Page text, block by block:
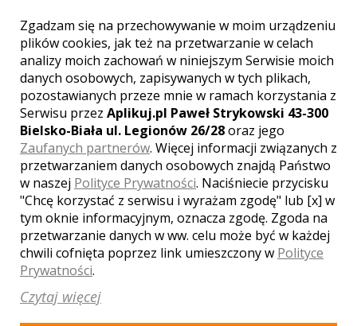
SKONTAKTUJ SIĘ Z LOKALEM,
OTRZYMASZ WYJĄTKOWĄ OFERTĘ
Zgadzam się na przechowywanie w moim urządzeniu
plików cookies, jak też na przetwarzanie w celach
analizy moich zachowań w niniejszym Serwisie moich
danych osobowych, zapisywanych w tych plikach,
pozostawianych przeze mnie w ramach korzystania z
Serwisu przez Aplikuj.pl Paweł Strykowski 43-300
Bielsko-Biała ul. Legionów 26/28oraz jego
Zaufanych partnerów. Więcej informacji związanych z
przetwarzaniem danych osobowych znajdą Państwo
w naszej Polityce Prywatności. Naciśniecie przycisku
"Chcę korzystać z serwisu i wyrażam zgodę" lub [x] w
tym oknie informacyjnym, oznacza zgodę. Zgoda na
przetwarzanie danych w ww. celu może być w każdej
chwili cofnięta poprzez link umieszczony w Polityce
Prywatności.
Czytaj więcej